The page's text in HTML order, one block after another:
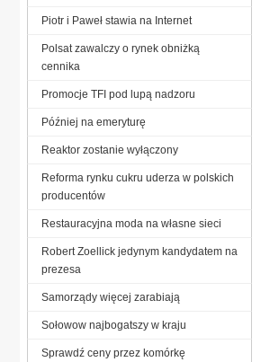
Piotr i Paweł stawia na Internet
Polsat zawalczy o rynek obniżką
cennika
Promocje TFI pod lupą nadzoru
Później na emeryturę
Reaktor zostanie wyłączony
Reforma rynku cukru uderza w polskich
producentów
Restauracyjna moda na własne sieci
Robert Zoellick jedynym kandydatem na
prezesa
Samorządy więcej zarabiają
Sołowow najbogatszy w kraju
Sprawdź ceny przez komórkę